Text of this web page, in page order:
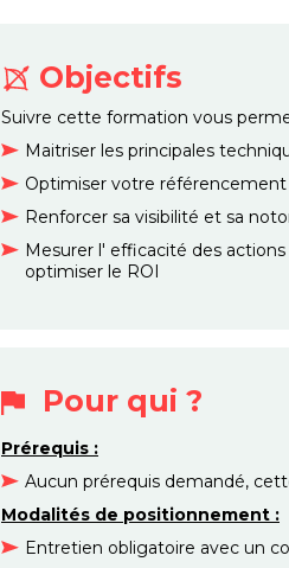
Objectifs
Suivre cette formation vous
Maitriser les principales
Optimiser votre
Renforcer sa visibilité et sa
Mesurer l' efficacité des
optimiser le ROI
Pour qui ?
Prérequis :
Aucun prérequis demandé,
Modalités de positionnement :
Entretien obligatoire avec un